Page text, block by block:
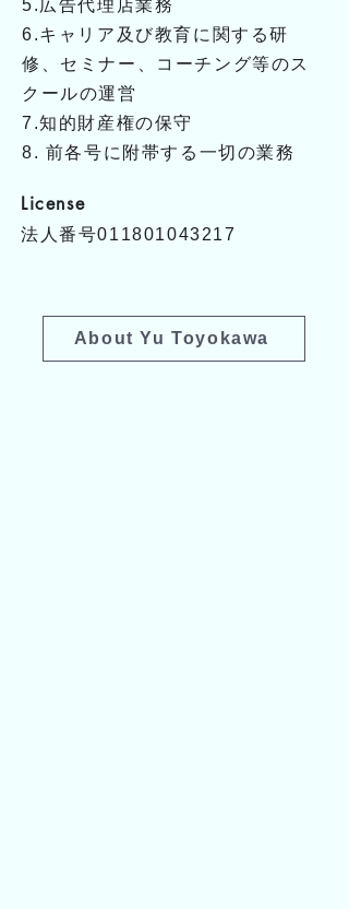
5.広告代理店業務
6.キャリア及び教育に関する研
修、セミナー、コーチング等のス
クールの運営
7.知的財産権の保守
8. 前各号に附帯する一切の業務
License
法人番号011801043217
About Yu Toyokawa